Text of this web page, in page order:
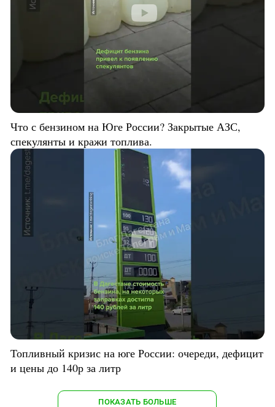
Что с бензином на Юге России? Закрытые АЗС,
спекулянты и кражи топлива.
Топливный кризис на юге России: очереди, дефицит
и цены до 140р за литр
ПОКАЗАТЬ БОЛЬШЕ